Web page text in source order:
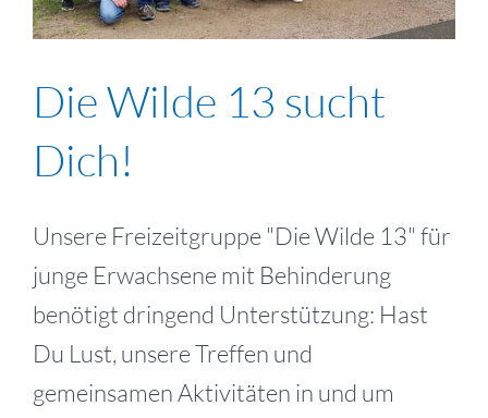
Die Wilde 13 sucht
Dich!
Unsere Freizeitgruppe "Die Wilde 13" für
junge Erwachsene mit Behinderung
benötigt dringend Unterstützung: Hast
Du Lust, unsere Treffen und
gemeinsamen Aktivitäten in und um